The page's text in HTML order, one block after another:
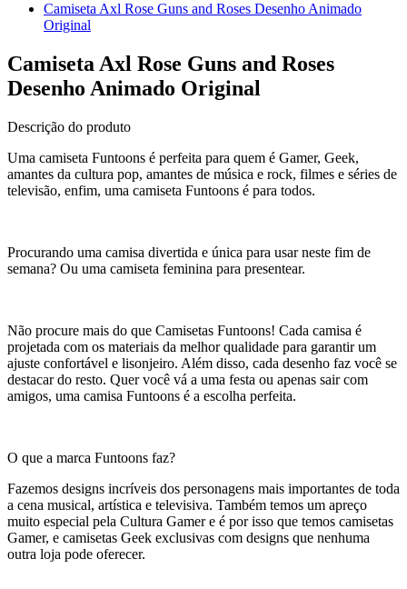
Camiseta Axl Rose Guns and Roses Desenho Animado
Original
Camiseta Axl Rose Guns and Roses
Desenho Animado Original
Descrição do produto
Uma camiseta Funtoons é perfeita para quem é Gamer, Geek,
amantes da cultura pop, amantes de música e rock, filmes e séries de
televisão, enfim, uma camiseta Funtoons é para todos.
Procurando uma camisa divertida e única para usar neste fim de
semana? Ou uma camiseta feminina para presentear.
Não procure mais do que Camisetas Funtoons! Cada camisa é
projetada com os materiais da melhor qualidade para garantir um
ajuste confortável e lisonjeiro. Além disso, cada desenho faz você se
destacar do resto. Quer você vá a uma festa ou apenas sair com
amigos, uma camisa Funtoons é a escolha perfeita.
O que a marca Funtoons faz?
Fazemos designs incríveis dos personagens mais importantes de toda
a cena musical, artística e televisiva. Também temos um apreço
muito especial pela Cultura Gamer e é por isso que temos camisetas
Gamer, e camisetas Geek exclusivas com designs que nenhuma
outra loja pode oferecer.